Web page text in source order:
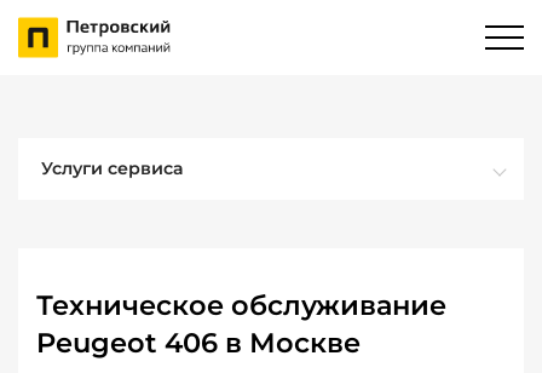
Услуги сервиса
Техническое обслуживание
Peugeot 406 в Москве